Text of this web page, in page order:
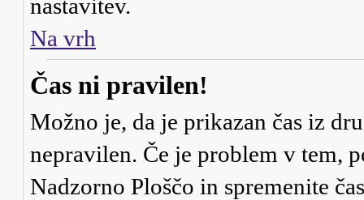
nastavitev.
Na vrh
Čas ni pravilen!
Možno je, da je prikazan čas iz
nepravilen. Če je problem v tem,
Nadzorno Ploščo in spremenite